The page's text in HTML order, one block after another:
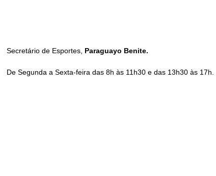
Secretário de Esportes, Paraguayo Benite.
De Segunda a Sexta-feira das 8h às 11h30 e das 13h30 às 17h.